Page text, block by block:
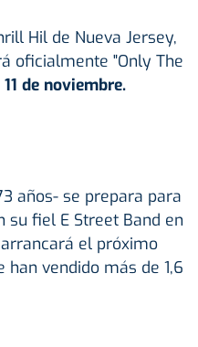
Hil de Nueva Jersey,
oficialmente "Only The
de noviembre.
años- se prepara para
su fiel E Street Band en
el próximo
vendido más de 1,6